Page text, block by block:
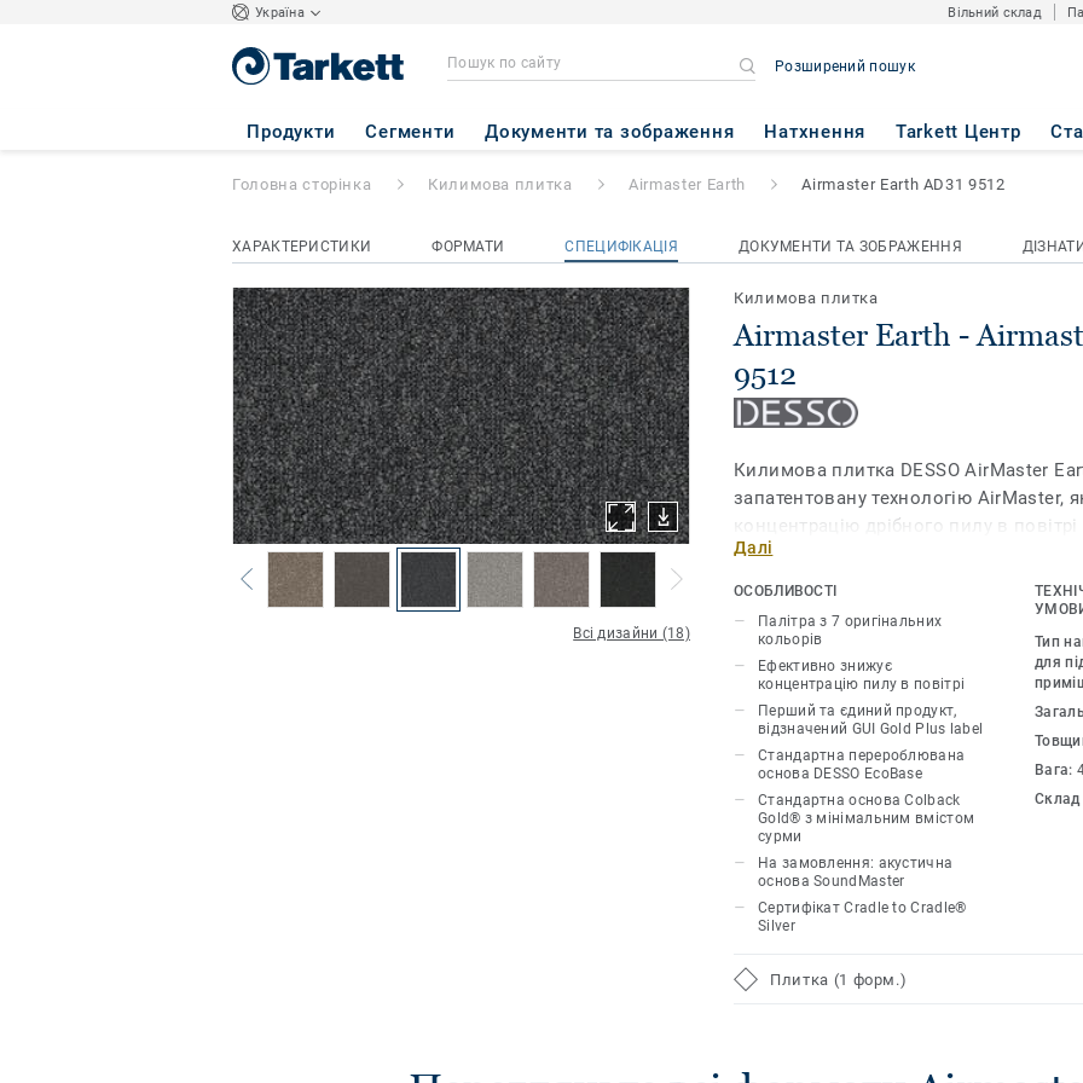
Україна Вільний склад
Розширений пошук
Продукти Сегменти Документи та зображення Натхнення Tarkett Центр
Airmaster Earth - Airmaster Earth AD31 9512
Головна сторінка Килимова плитка Airmaster Earth Airmaster Earth AD31 9512
ХАРАКТЕРИСТИКИ ФОРМАТИ СПЕЦИФІКАЦІЯ ДОКУМЕНТИ ТА ЗОБРАЖЕННЯ
Всі дизайни (18)
Килимова плитка
Airmaster Earth -
9512
Килимова плитка DESSO AirMaster
запатентовану технологію AirMaster,
концентрацію дрібного пилу в
ефективніше, ніж звичайні килими й у
ефективніше, ніж інші види
Кольорова гама колекції складається
яких – це нейтральні відтінки, та
Колекцію AirMaster Earth можна
Tones, щоб виділити певні зони у
орієнтацію у ньому за допомогою
кольорів. Ця килимова плитка чудово
великих конференц-залів, рецепцій,
колекції мають основу EcoBase ™, яка
перероблюваної сировини
безвідходного виробництва Cradle to
можна виготовити з преміальною
яка дозволяє на 95% зменшити
природі та сприяти безпечнішій
килимової плитки.
Далі
ОСОБЛИВОСТІ
Палітра з 7 оригінальних
кольорів
Ефективно знижує
концентрацію пилу в повітрі
Перший та єдиний продукт,
відзначений GUI Gold Plus label
Стандартна перероблювана
основа DESSO EcoBase
Стандартна основа Colback
Gold® з мінімальним вмістом
сурми
На замовлення: акустична
основа SoundMaster
Сертифікат Cradle to Cradle®
Silver
УМОВИ
Тип
для
Вага:
Склад
Плитка (1 форм.)